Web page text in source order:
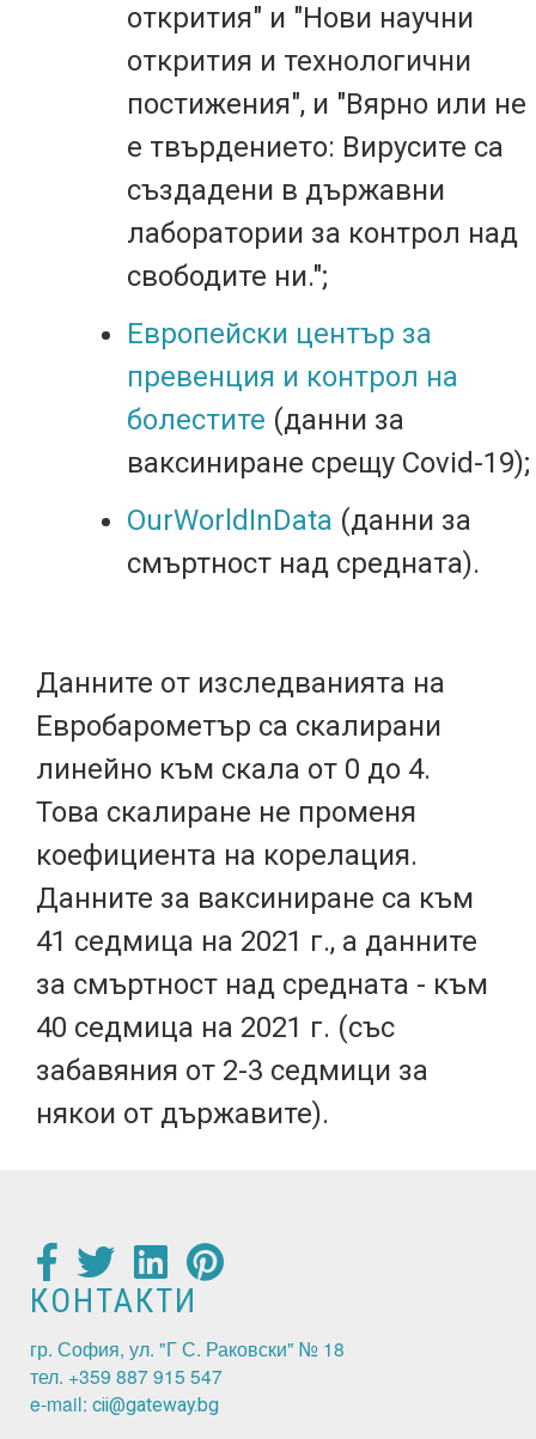
открития" и "Нови научни
открития и технологични
постижения", и "Вярно или не
е твърдението: Вирусите са
създадени в държавни
лаборатории за контрол над
свободите ни.";
Европейски център за
превенция и контрол на
болестите (данни за
ваксиниране срещу Covid-19);
OurWorldInData (данни за
смъртност над средната).
Данните от изследванията на
Евробарометър са скалирани
линейно към скала от 0 до 4.
Това скалиране не променя
коефициента на корелация.
Данните за ваксиниране са към
41 седмица на 2021 г., а данните
за смъртност над средната - към
40 седмица на 2021 г. (със
забавяния от 2-3 седмици за
някои от държавите).
КОНТАКТИ
гр. София, ул. "Г С. Раковски" № 18
тел. +359 887 915 547
e-mail: cii@gateway.bg